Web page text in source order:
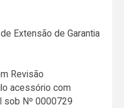
Extensão de Garantia
Revisão
acessório com
sob Nº 0000729